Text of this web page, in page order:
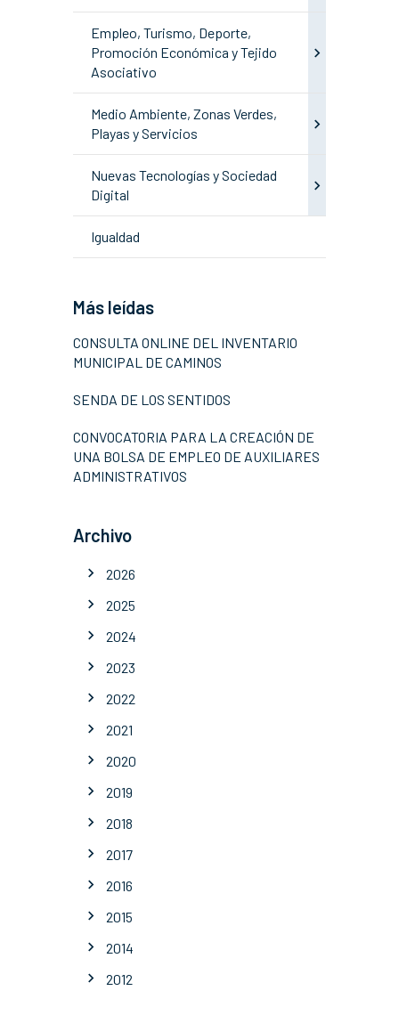
Empleo, Turismo, Deporte,
Promoción Económica y Tejido
Asociativo
Medio Ambiente, Zonas Verdes,
Playas y Servicios
Nuevas Tecnologías y Sociedad
Digital
Igualdad
Más leídas
CONSULTA ONLINE DEL INVENTARIO
MUNICIPAL DE CAMINOS
SENDA DE LOS SENTIDOS
CONVOCATORIA PARA LA CREACIÓN DE
UNA BOLSA DE EMPLEO DE AUXILIARES
ADMINISTRATIVOS
Archivo
2026
2025
2024
2023
2022
2021
2020
2019
2018
2017
2016
2015
2014
2012